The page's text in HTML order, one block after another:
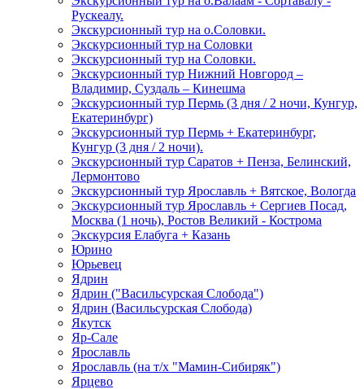
Рускеалу.
Экскурсионный тур на о.Соловки.
Экскурсионный тур на Соловки
Экскурсионный тур на Соловки.
Экскурсионный тур Нижний Новгород –
Владимир, Суздаль – Кинешма
Экскурсионный тур Пермь (3 дня / 2 ночи, Кунгур,
Екатеринбург)
Экскурсионный тур Пермь + Екатеринбург,
Кунгур (3 дня / 2 ночи).
Экскурсионный тур Саратов + Пенза, Белинский,
Лермонтово
Экскурсионный тур Ярославль + Вятское, Вологда
Экскурсионный тур Ярославль + Сергиев Посад,
Москва (1 ночь), Ростов Великий - Кострома
Экскурсия Елабуга + Казань
Юрино
Юрьевец
Ядрин
Ядрин ("Васильсурская Слобода")
Ядрин (Васильсурская Слобода)
Якутск
Яр-Сале
Ярославль
Ярославль (на т/х "Мамин-Сибиряк")
Ярцево